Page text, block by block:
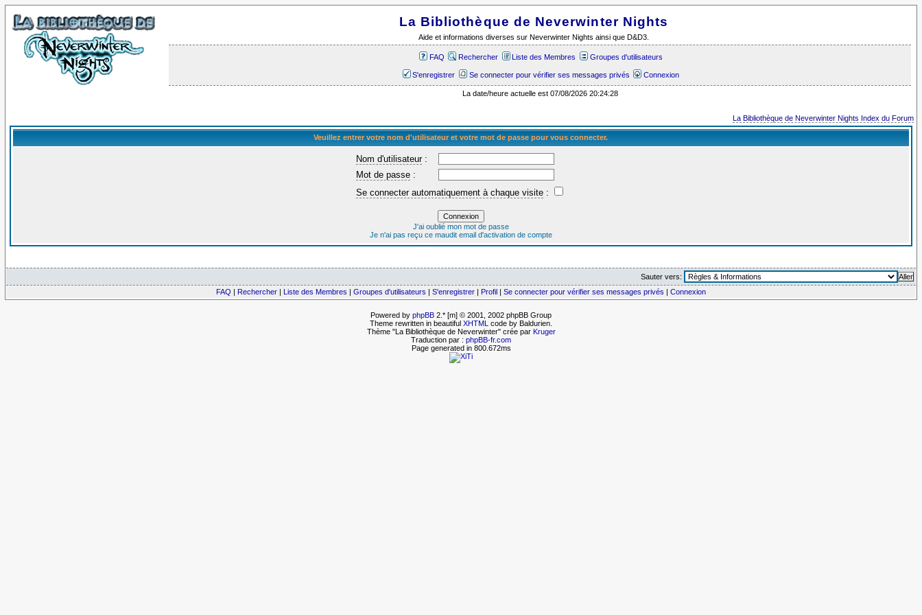
La Bibliothèque de Neverwinter Nights
Aide et informations diverses sur Neverwinter Nights ainsi que D&D3.
FAQ Rechercher Liste des Membres Groupes d'utilisateurs
S'enregistrer Se connecter pour vérifier ses messages privés Connexion
La date/heure actuelle est 07/08/2026 20:24:28
La Bibliothèque de Neverwinter Nights Index du Forum
Veuillez entrer votre nom d'utilisateur et votre mot de passe pour vous connecter.
Nom d'utilisateur:
Mot de passe :
Se connecter automatiquement à chaque visite :
J'ai oublié mon mot de passe
Je n'ai pas reçu ce maudit email d'activation de compte
Sauter vers:
FAQ
Rechercher Liste des Membres Groupes d'utilisateurs S'enregistrer Profil Se connecter pour vérifier ses messages privés Connexion
Powered by phpBB 2.* [m] © 2001, 2002 phpBB Group
Theme rewritten in beautiful XHTML code by Baldurien.
Thème "La Bibliothèque de Neverwinter" crée par Kruger
Traduction par : phpBB-fr.com
Page generated in 800.672ms